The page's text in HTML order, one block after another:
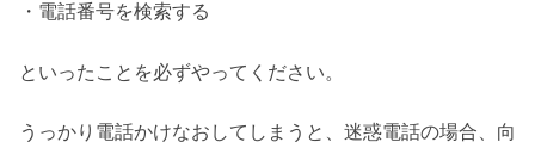
・電話番号を検索する
といったことを必ずやってください。
うっかり電話かけなおしてしまうと、迷惑電話の場合、向